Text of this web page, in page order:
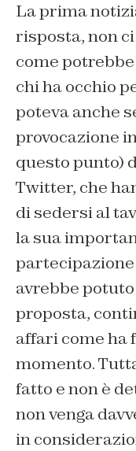
La prima
risposta, non
come
chi ha occhio
poteva anche
provocazione
questo punto)
Twitter, che
di sedersi al
la sua
avrebbe
proposta,
affari come ha
momento.
fatto e non è
non venga
in